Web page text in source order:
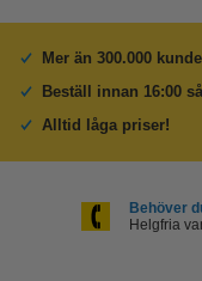
Mer än 300.000
Beställ innan 16:00
Alltid låga priser!
Behöver
Helgfria